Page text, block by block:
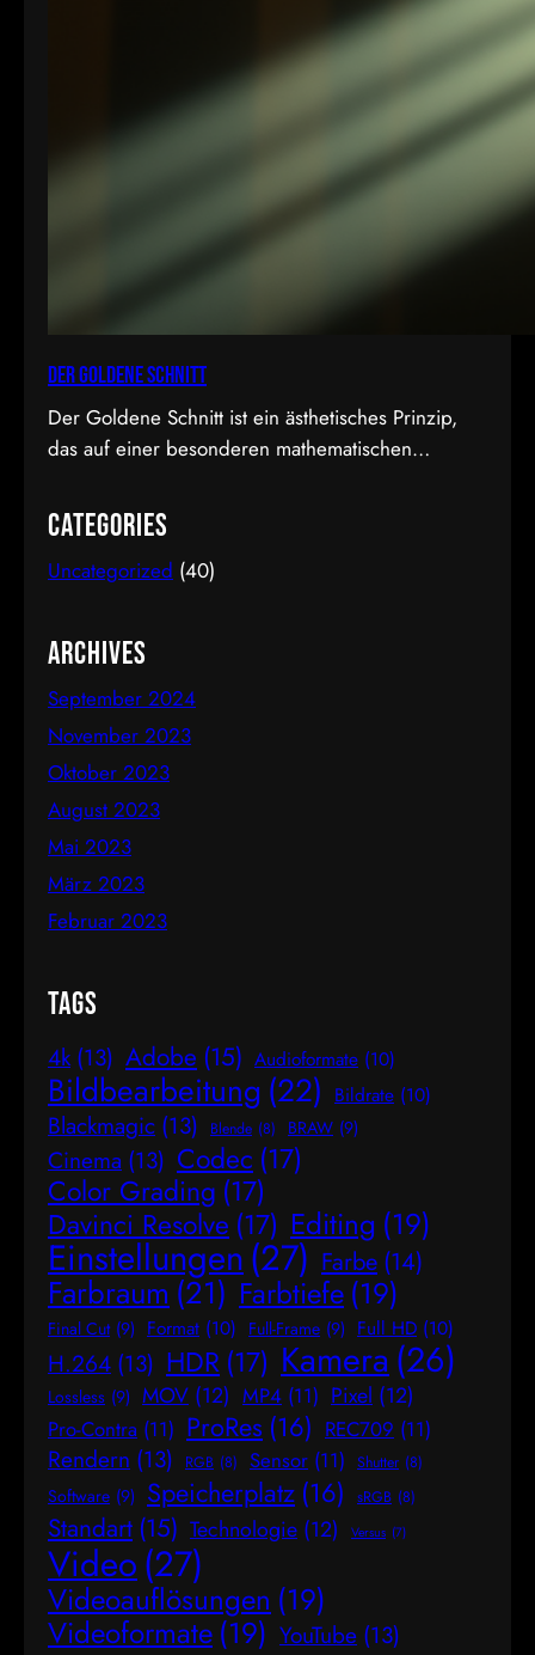
Der Goldene Schnitt
Der Goldene Schnitt ist ein ästhetisches Prinzip,
das auf einer besonderen mathematischen
Fotografie und im Film Anwendung findet. Diese
Proportion wird als besonders harmonisch und
natürlich empfunden. Sie ist etwa 1,618 zu 1, was
Folge bekannt ist. Mathematische Erklärung des
Goldenen…
Categories
Uncategorized (40)
Archives
September 2024
November 2023
Oktober 2023
August 2023
Mai 2023
März 2023
Februar 2023
Tags
4k (13) Adobe (15) Audioformate (10)
Bildbearbeitung (22) Bildrate (10)
Blackmagic (13) Blende (8) BRAW (9)
Cinema (13) Codec (17)
Color Grading (17)
Davinci Resolve (17) Editing (19)
Einstellungen(27) Farbe (14)
Farbraum (21) Farbtiefe (19)
Final Cut (9) Format (10) Full-Frame (9) Full HD (10)
H.264 (13) HDR (17) Kamera (26)
Lossless (9) MOV (12) MP4 (11) Pixel (12)
Pro-Contra (11) ProRes (16) REC709 (11)
Rendern (13) RGB (8) Sensor (11) Shutter (8)
Software (9) Speicherplatz (16) sRGB (8)
Standart (15) Technologie (12) Versus (7)
Video(27)
Videoauflösungen (19)
Videoformate (19) YouTube (13)